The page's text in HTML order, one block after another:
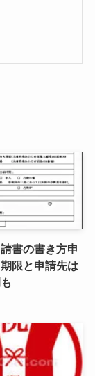
書の書き方申
限と申請先は